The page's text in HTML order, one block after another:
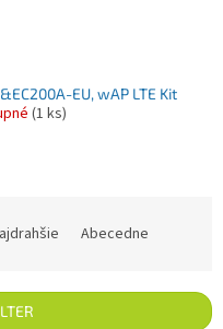
EU, wAP LTE Kit
(1 ks)
Abecedne